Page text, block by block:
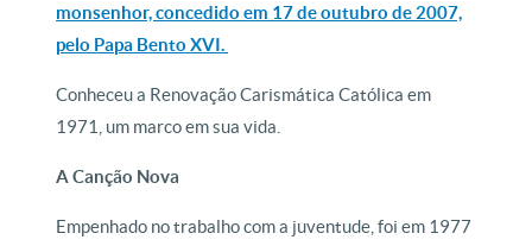
monsenhor, concedido em 17 de outubro de 2007,
pelo Papa Bento XVI.
Conheceu a Renovação Carismática Católica em
1971, um marco em sua vida.
A Canção Nova
Empenhado no trabalho com a juventude, foi em 1977